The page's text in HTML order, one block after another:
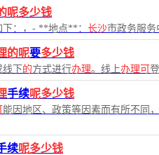
呢多少钱
：，- **地点**： 长沙市政务服务
的呢要多少钱
线下的方式进行办理。线上办理可
手续呢多少钱
能因地区、政策等因素而有所不同
续呢多少钱